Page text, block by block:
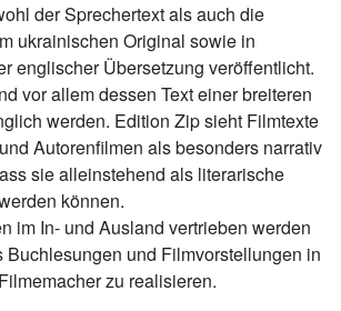
der Sprechertext als auch die
ukrainischen Original sowie in
englischer Übersetzung veröffentlicht.
vor allem dessen Text einer breiteren
werden. Edition Zip sieht Filmtexte
Autorenfilmen als besonders narrativ
sie alleinstehend als literarische
können.
im In- und Ausland vertrieben werden
Buchlesungen und Filmvorstellungen in
zu realisieren.